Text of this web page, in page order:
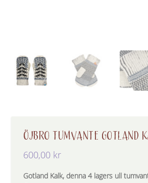
ÖJBRO TUMVANTE GOTLAND
600,00 kr
Gotland Kalk, denna 4 lagers ull